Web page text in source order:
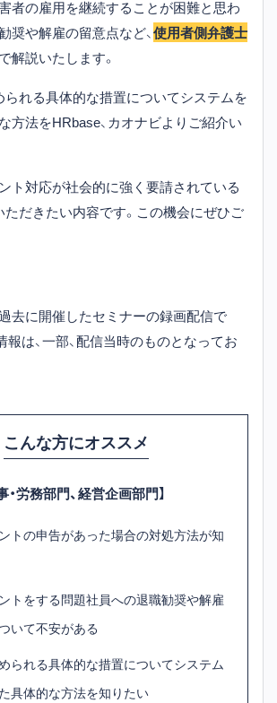
者の雇用を継続することが困難と思わ
奨や解雇の留意点など、使用者側弁護士
で解説いたします。
られる具体的な措置についてシステムを
方法をHRbase、カオナビよりご紹介い
ト対応が社会的に強く要請されている
ただきたい内容です。この機会にぜひご
去に開催したセミナーの録画配信で
報は、一部、配信当時のものとなってお
こんな方にオススメ
・労務部門、経営企画部門】
トの申告があった場合の対処方法が知
トをする問題社員への退職勧奨や解雇
いて不安がある
られる具体的な措置についてシステム
具体的な方法を知りたい